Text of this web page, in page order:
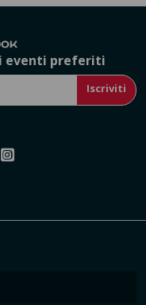
eventi preferiti
Iscriviti